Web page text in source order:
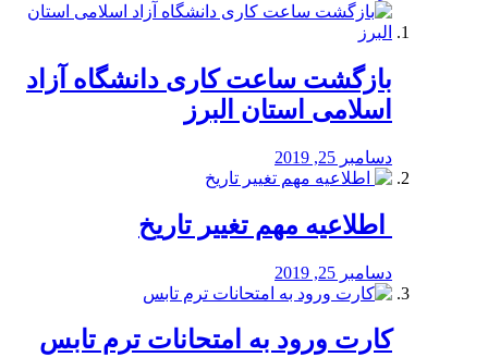
بازگشت ساعت کاری دانشگاه آزاد
اسلامی استان البرز
دسامبر 25, 2019
️ اطلاعیه مهم تغییر تاریخ
دسامبر 25, 2019
کارت ورود به امتحانات ترم تابس